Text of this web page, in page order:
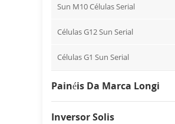
Sun M10 Células Serial
Células G12 Sun Serial
Células G1 Sun Serial
Painéis Da Marca Longi
Inversor Solis